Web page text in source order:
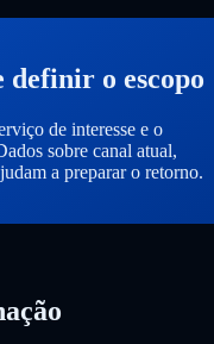
definir o escopo
de interesse e o
sobre canal atual,
a preparar o retorno.